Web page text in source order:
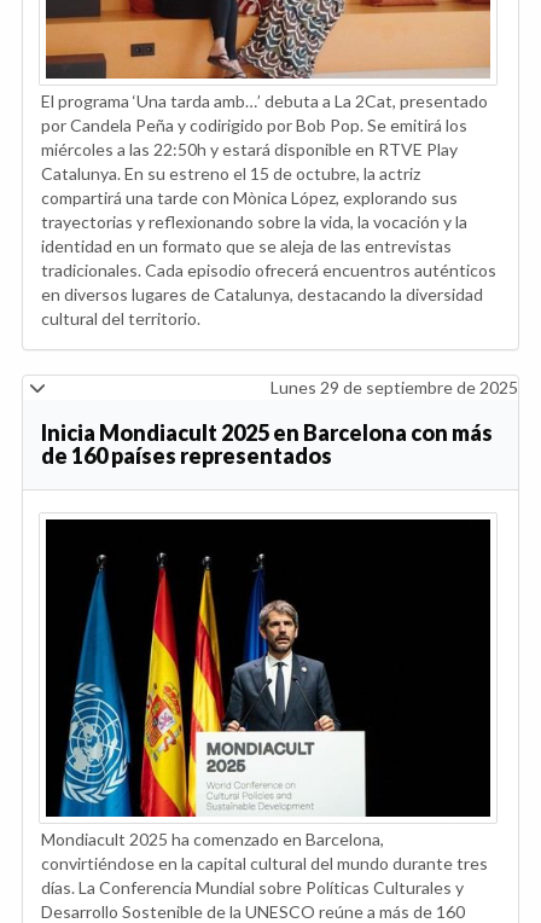
El programa ‘Una tarda amb…’ debuta a La 2Cat, presentado
por Candela Peña y codirigido por Bob Pop. Se emitirá los
miércoles a las 22:50h y estará disponible en RTVE Play
Catalunya. En su estreno el 15 de octubre, la actriz
compartirá una tarde con Mònica López, explorando sus
trayectorias y reflexionando sobre la vida, la vocación y la
identidad en un formato que se aleja de las entrevistas
tradicionales. Cada episodio ofrecerá encuentros auténticos
en diversos lugares de Catalunya, destacando la diversidad
cultural del territorio.
Lunes 29 de septiembre de 2025
Inicia Mondiacult 2025 en Barcelona con más
de 160 países representados
Mondiacult 2025 ha comenzado en Barcelona,
convirtiéndose en la capital cultural del mundo durante tres
días. La Conferencia Mundial sobre Políticas Culturales y
Desarrollo Sostenible de la UNESCO reúne a más de 160